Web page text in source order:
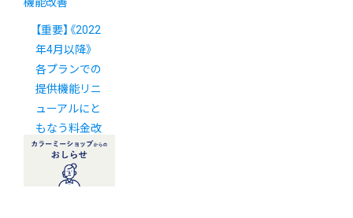
機能改善
【重要】《2022
年4月以降》
各プランでの
提供機能リニ
ューアルにと
もなう料金改
定について